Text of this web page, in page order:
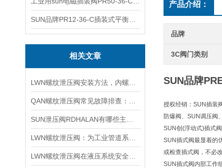
相关文章
产品介绍：
品牌
3C阀门类别
SUN品牌
授权经销：SUN插装
防爆阀、SUN调压阀
SUN创(浮动式)插式
SUN插式阀最显着的
或检查插式阀，不必
SUN插式阀内部工作